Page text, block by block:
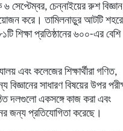
সেপ্টেম্বর, চেন্নাইয়ের রুশ
করে। তামিলনাড়ুর আটটি
শিক্ষা প্রতিষ্ঠানের ৬০০-এর বেশি
এবং কলেজের শিক্ষার্থীরা গণিত,
সাধারণ বিষয়ের উপর
দলগুলো একসঙ্গে কাজ করা এবং
জন্য প্রতিযোগিতা করেছে।